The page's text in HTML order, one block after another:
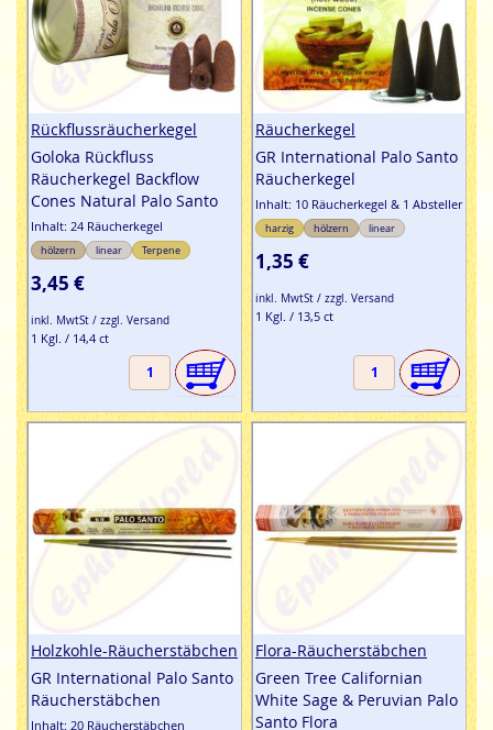
Rückflussräucherkegel
Goloka Rückfluss
Räucherkegel Backflow
Cones Natural Palo Santo
Inhalt: 24 Räucherkegel
hölzern linear Terpene
3,45 €
inkl. MwtSt / zzgl. Versand
1 Kgl. / 14,4 ct
Räucherkegel
GR International Palo Santo
Räucherkegel
Inhalt: 10 Räucherkegel & 1 Absteller
harzig hölzern linear
1,35 €
inkl. MwtSt / zzgl. Versand
1 Kgl. / 13,5 ct
Holzkohle-Räucherstäbchen
GR International Palo Santo
Räucherstäbchen
Inhalt: 20 Räucherstäbchen
Flora-Räucherstäbchen
Green Tree Californian
White Sage & Peruvian Palo
Santo Flora